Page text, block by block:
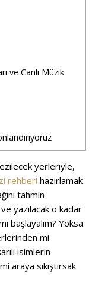
ve Canlı Müzik
yerleriyle,
rehberi hazırlamak
tahmin
yazılacak o kadar
başlayalım? Yoksa
mi
isimlerin
araya sıkıştırsak